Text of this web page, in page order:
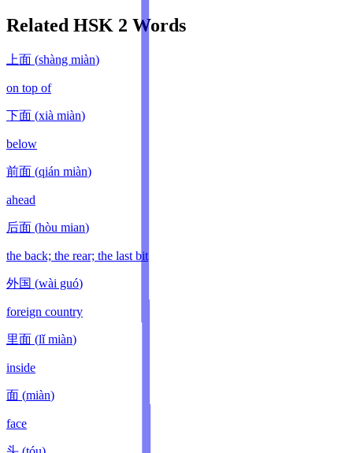
Related HSK 2 Words
上面 (shàng miàn)
on top of
下面 (xià miàn)
below
前面 (qián miàn)
ahead
后面 (hòu mian)
the back; the rear; the last bit
外国 (wài guó)
foreign country
里面 (lǐ miàn)
inside
面 (miàn)
face